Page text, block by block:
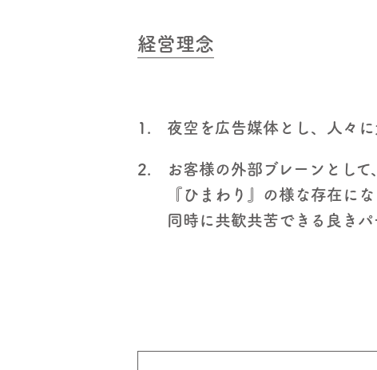
経営理念
1. 夜空を広告媒体とし、人々に
2.
お客様の外部ブレーンとし
『ひまわり』の様な存在にな
同時に共歓共苦できる良きパ